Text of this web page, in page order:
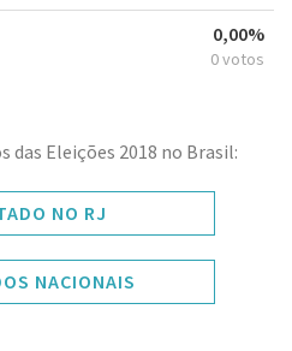
0,00%
0 votos
das Eleições 2018 no Brasil:
NO RJ
NACIONAIS